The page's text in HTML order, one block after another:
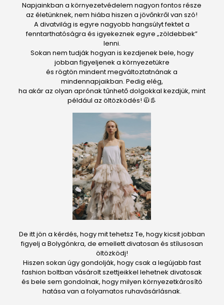
Napjainkban a környezetvédelem nagyon fontos része
az életünknek, nem hiába hiszen a jövőnkről van szó!
A divatvilág is egyre nagyobb hangsúlyt fektet a
fenntarthatóságra és igyekeznek egyre „zöldebbek”
lenni.
Sokan nem tudják hogyan is kezdjenek bele, hogy
jobban figyeljenek a környezetükre
és rögtön mindent megváltoztatnának a
mindennapjaikban. Pedig elég,
ha akár az olyan aprónak tűnhető dolgokkal kezdjük, mint
például az öltözködés! 🧥👢
De itt jön a kérdés, hogy mit tehetsz Te, hogy kicsit jobban
figyelj a Bolygónkra, de emellett divatosan és stílusosan
öltözködj!
Hiszen sokan úgy gondolják, hogy csak a legújabb fast
fashion boltban vásárolt szettjeikkel lehetnek divatosak
és bele sem gondolnak, hogy milyen környezetkárosító
hatása van a folyamatos ruhavásárlásnak.